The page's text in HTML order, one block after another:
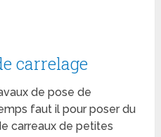
carrelage
de pose de
faut il pour poser du
carreaux de petites